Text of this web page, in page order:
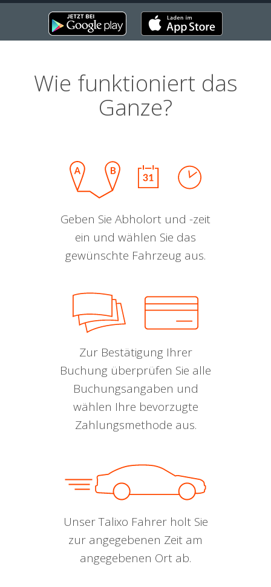
Wie funktioniert das
Ganze?
Geben Sie Abholort und -zeit
ein und wählen Sie das
gewünschte Fahrzeug aus.
Zur Bestätigung Ihrer
Buchung überprüfen Sie alle
Buchungsangaben und
wählen Ihre bevorzugte
Zahlungsmethode aus.
Unser Talixo Fahrer holt Sie
zur angegebenen Zeit am
angegebenen Ort ab.